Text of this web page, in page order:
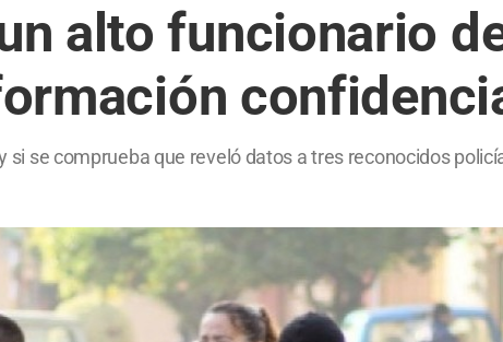
alto funcionario
si se comprueba que reveló datos a tres reconocidos